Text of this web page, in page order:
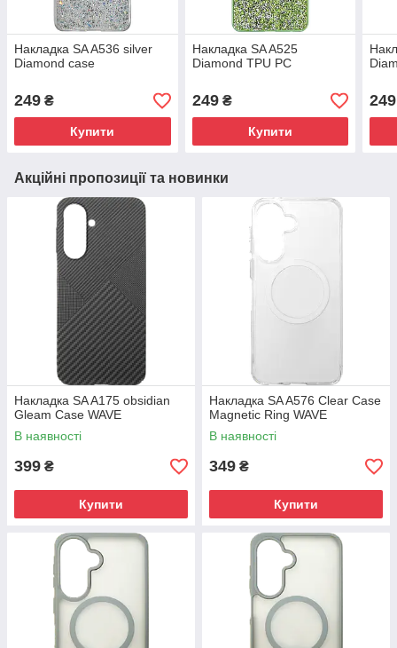
Накладка SA A536 silver
Diamond case
249 ₴
Купити
Накладка SA A525
Diamond TPU PC
249₴
Купити
249
Акційні пропозиції та новинки
Накладка SA A175 obsidian
Gleam Case WAVE
В наявності
399 ₴
Купити
Накладка SA A576 Clear Case
Magnetic Ring WAVE
В наявності
349 ₴
Купити